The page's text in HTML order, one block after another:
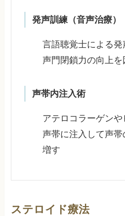
発声訓練（音声治療）
言語聴覚士による
声門閉鎖力の向上を
声帯内注入術
アテロコラーゲン
声帯に注入して声
増す
ステロイド療法